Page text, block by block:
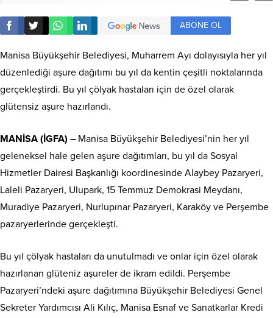
ABONE OL
Manisa Büyükşehir Belediyesi, Muharrem Ayı dolayısıyla her yıl
düzenlediği aşure dağıtımı bu yıl da kentin çeşitli noktalarında
gerçekleştirdi. Bu yıl çölyak hastaları için de özel olarak
glütensiz aşure hazırlandı.
MANİSA (İGFA) – Manisa Büyükşehir Belediyesi’nin her yıl
geleneksel hale gelen aşure dağıtımları, bu yıl da Sosyal
Hizmetler Dairesi Başkanlığı koordinesinde Alaybey Pazaryeri,
Laleli Pazaryeri, Ulupark, 15 Temmuz Demokrasi Meydanı,
Muradiye Pazaryeri, Nurlupınar Pazaryeri, Karaköy ve Perşembe
pazaryerlerinde gerçekleşti.
Bu yıl çölyak hastaları da unutulmadı ve onlar için özel olarak
hazırlanan glüteniz aşureler de ikram edildi. Perşembe
Pazaryeri’ndeki aşure dağıtımına Büyükşehir Belediyesi Genel
Sekreter Yardımcısı Ali Kılıç, Manisa Esnaf ve Sanatkarlar Kredi